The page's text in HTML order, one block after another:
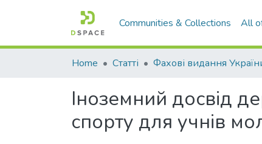
Communities & Collections All
Home Статті Фахові видання
Іноземний досвід
спорту для учнів